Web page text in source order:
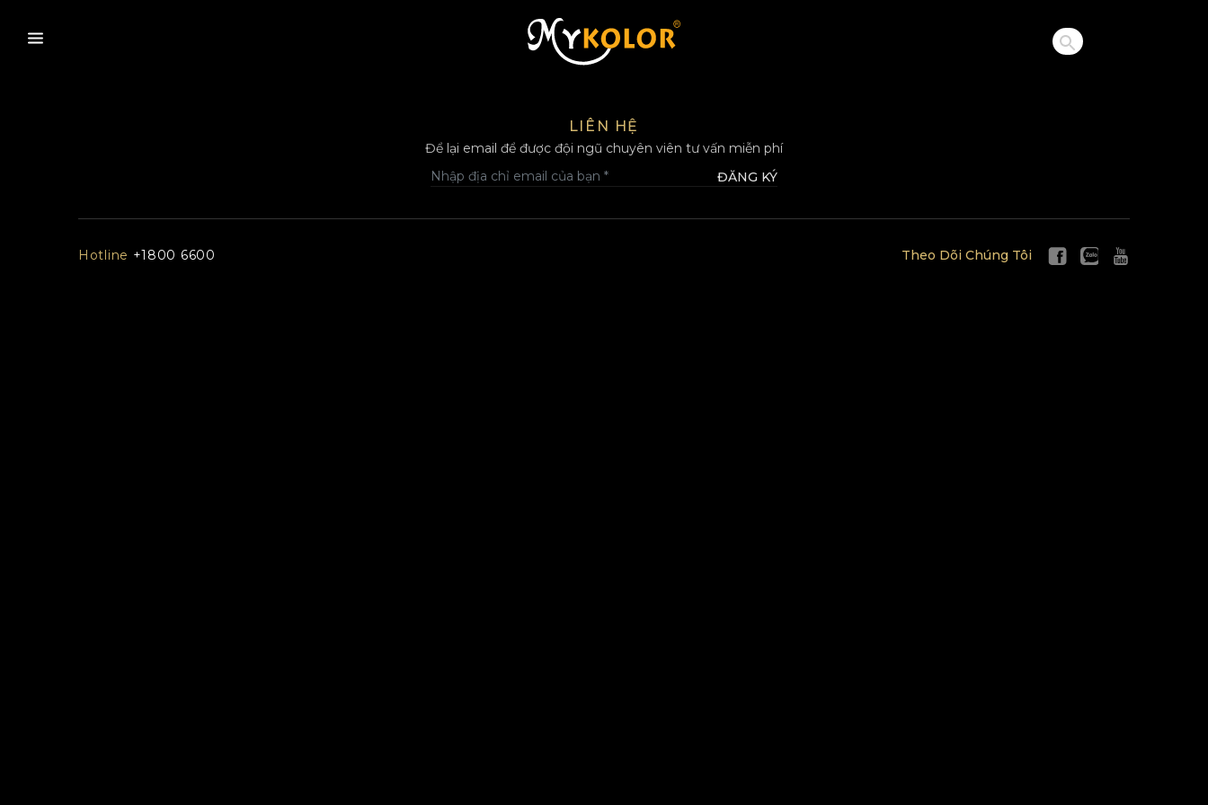
MYKOLOR
LIÊN HỆ
Để lại email để được đội ngũ chuyên viên tư vấn miễn phí
ĐĂNG KÝ
Hotline +1800 6600 Theo Dõi Chúng Tôi